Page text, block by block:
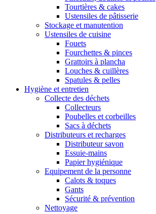
Tourtières & cakes
Ustensiles de pâtisserie
Stockage et manutention
Ustensiles de cuisine
Fouets
Fourchettes & pinces
Grattoirs à plancha
Louches & cuillères
Spatules & pelles
Hygiène et entretien
Collecte des déchets
Collecteurs
Poubelles et corbeilles
Sacs à déchets
Distributeurs et recharges
Distributeur savon
Essuie-mains
Papier hygiénique
Equipement de la personne
Calots & toques
Gants
Sécurité & prévention
Nettoyage